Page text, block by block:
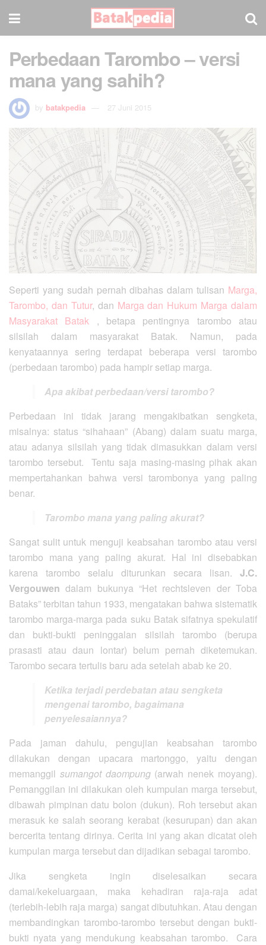
Perbedaan Tarombo – versi
mana yang sahih?
by batakpedia 27 Juni 2015
Seperti yang sudah pernah dibahas dalam tulisan Marga,
Tarombo, dan Tutur, dan Marga dan Hukum Marga dalam
Masyarakat Batak , betapa pentingnya tarombo atau
silsilah dalam masyarakat Batak. Namun, pada
kenyataannya sering terdapat beberapa versi tarombo
(perbedaan tarombo) pada hampir setiap marga.
Apa akibat perbedaan/versi tarombo?
Perbedaan ini tidak jarang mengakibatkan sengketa,
misalnya: status “sihahaan” (Abang) dalam suatu marga,
atau adanya silsilah yang tidak dimasukkan dalam versi
tarombo tersebut. Tentu saja masing-masing pihak akan
mempertahankan bahwa versi tarombonya yang paling
benar.
Tarombo mana yang paling akurat?
Sangat sulit untuk menguji keabsahan tarombo atau versi
tarombo mana yang paling akurat. Hal ini disebabkan
karena tarombo selalu diturunkan secara lisan. J.C.
Vergouwen dalam bukunya “Het rechtsleven der Toba
Bataks” terbitan tahun 1933, mengatakan bahwa sistematik
tarombo marga-marga pada suku Batak sifatnya spekulatif
dan bukti-bukti peninggalan silsilah tarombo (berupa
prasasti atau daun lontar) belum pernah diketemukan.
Tarombo secara tertulis baru ada setelah abab ke 20.
Ketika terjadi perdebatan atau sengketa
mengenai tarombo, bagaimana
penyelesaiannya?
Pada jaman dahulu, pengujian keabsahan tarombo
dilakukan dengan upacara martonggo, yaitu dengan
memanggil sumangot daompung(arwah nenek moyang).
Pemanggilan ini dilakukan oleh kumpulan marga tersebut,
dibawah pimpinan datu bolon (dukun). Roh tersebut akan
merasuk ke salah seorang kerabat (kesurupan) dan akan
bercerita tentang dirinya. Cerita ini yang akan dicatat oleh
kumpulan marga tersebut dan dijadikan sebagai tarombo.
Jika sengketa ingin diselesaikan secara
damai/kekeluargaan, maka kehadiran raja-raja adat
(terlebih-lebih raja marga) sangat dibutuhkan. Atau dengan
membandingkan tarombo-tarombo tersebut dengan bukti-
bukti nyata yang mendukung keabsahan tarombo. Cara